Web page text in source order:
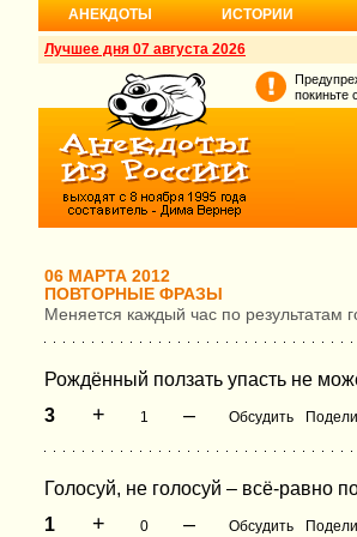
АНЕКДОТЫ ИСТОРИИ
Лучшее дня 07 августа 2026
покиньте
06 МАРТА 2012
ПОВТОРНЫЕ ФРАЗЫ
Меняется каждый час по результатам
Рождённый ползать упасть не
3
+ 1 – Обсудить
Голосуй, не голосуй – всё-равно
1
+ 0 – Обсудить